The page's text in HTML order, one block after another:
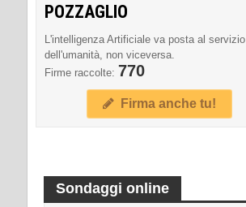
POZZAGLIO
L'intelligenza Artificiale va posta al servizio
dell'umanità, non viceversa.
Firme raccolte: 770
Firma anche tu!
Sondaggi online